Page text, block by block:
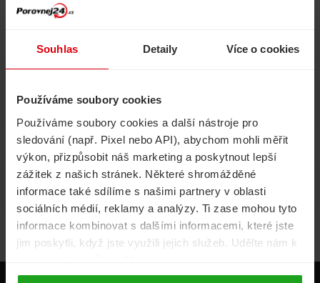
Souhlas Detaily Více o cookies
Používáme soubory cookies
Používáme soubory cookies a další nástroje pro
sledování (např. Pixel nebo API), abychom mohli měřit
výkon, přizpůsobit náš marketing a poskytnout lepší
zážitek z našich stránek. Některé shromážděné
informace také sdílíme s našimi partnery v oblasti
sociálních médií, reklamy a analýzy. Ti zase mohou tyto
informace kombinovat s dalšími informacemi, které jste
jim poskytli, když jste využili jejich služeb. Udělte nám k
Volání, internet, TV
Životní pojištění Energie